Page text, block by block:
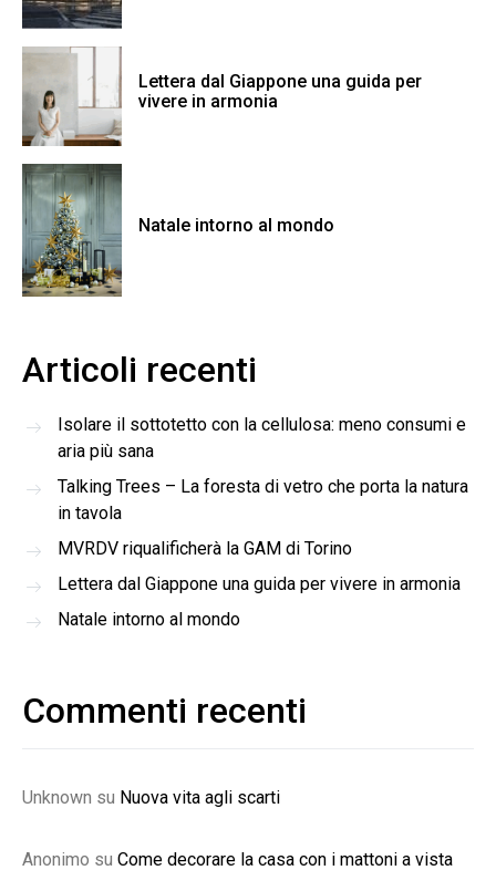
Lettera dal Giappone una guida per
vivere in armonia
Natale intorno al mondo
Articoli recenti
Isolare il sottotetto con la cellulosa: meno consumi e
aria più sana
Talking Trees – La foresta di vetro che porta la natura
in tavola
MVRDV riqualificherà la GAM di Torino
Lettera dal Giappone una guida per vivere in armonia
Natale intorno al mondo
Commenti recenti
Unknown su Nuova vita agli scarti
Anonimo su Come decorare la casa con i mattoni a vista